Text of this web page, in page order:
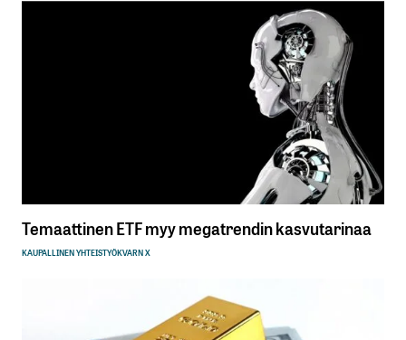
Temaattinen ETF myy megatrendin kasvutarinaa
KAUPALLINEN YHTEISTYÖKVARN X